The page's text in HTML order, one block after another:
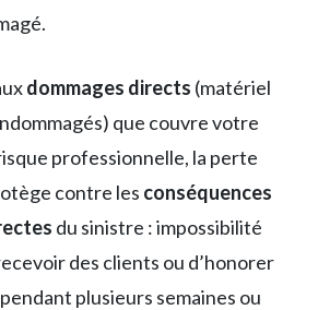
dommages directs (matériel
que couvre votre
professionnelle, la perte
contre les conséquences
du sinistre : impossibilité
des clients ou d’honorer
plusieurs semaines ou